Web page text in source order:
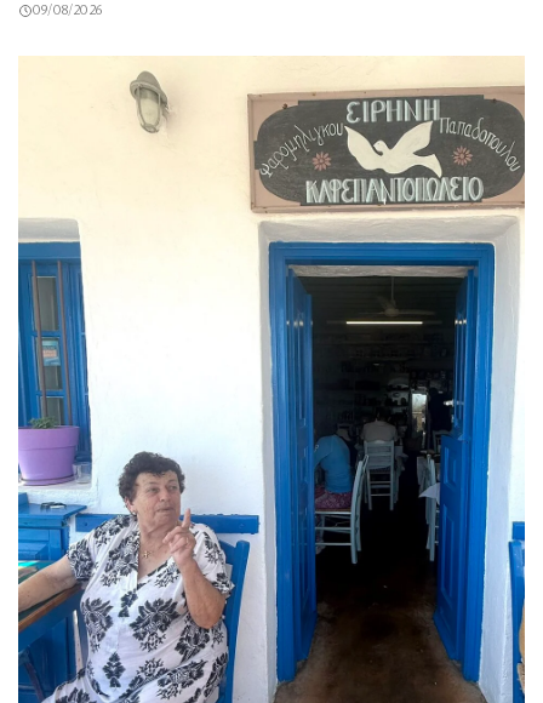
09/08/2026